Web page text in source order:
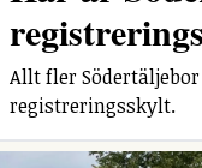
Allt fler
registreringsskylt.